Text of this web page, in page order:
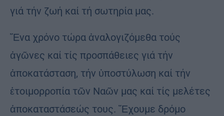
γιά τήν ζωή καί τή σωτηρία μας.
Ἕνα χρόνο τώρα ἀναλογιζόμεθα τούς
ἀγῶνες καί τίς προσπάθειες γιά τήν
ἀποκατάσταση, τήν ὑποστύλωση καί τήν
ἐτοιμορροπία τῶν Ναῶν μας καί τίς μελέτες
ἀποκαταστάσεώς τους. Ἔχουμε δρόμο